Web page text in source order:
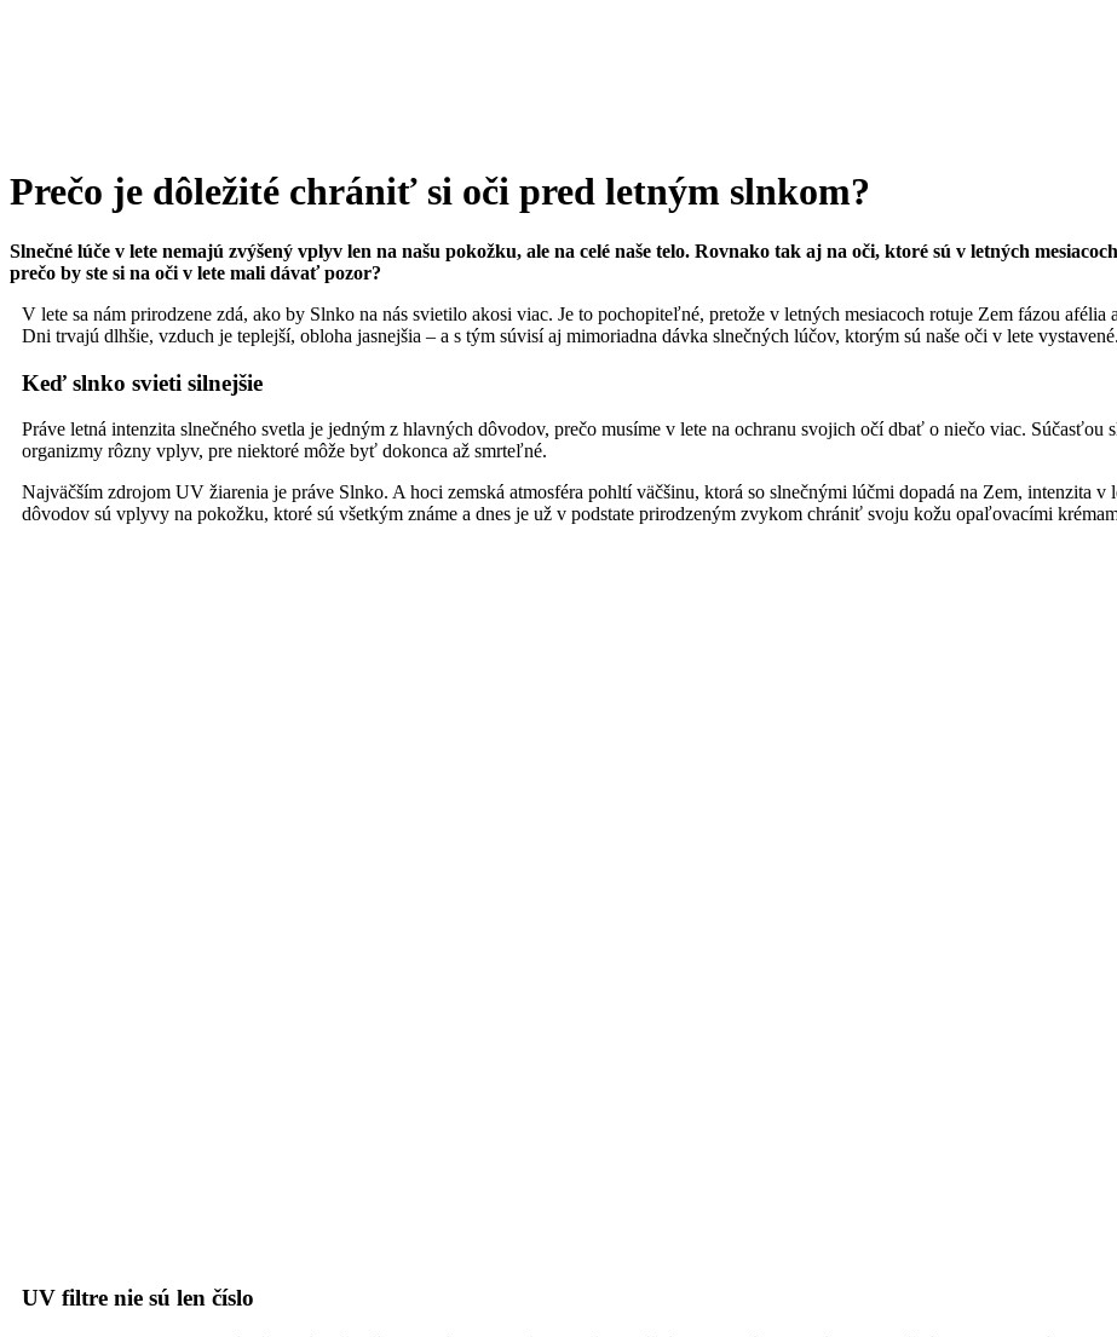
Prečo je dôležité chrániť si oči pred letným slnkom?
Slnečné lúče v lete nemajú zvýšený vplyv len na našu pokožku, ale na celé naše telo. Rovnako tak aj na oči, ktoré sú v letných
prečo by ste si na oči v lete mali dávať pozor?
V lete sa nám prirodzene zdá, ako by Slnko na nás svietilo akosi viac. Je to pochopiteľné, pretože v letných mesiacoch rotuje Zem fázou
Dni trvajú dlhšie, vzduch je teplejší, obloha jasnejšia – a s tým súvisí aj mimoriadna dávka slnečných lúčov, ktorým sú naše oči v lete vystavené.
Keď slnko svieti silnejšie
Práve letná intenzita slnečného svetla je jedným z hlavných dôvodov, prečo musíme v lete na ochranu svojich očí dbať o niečo viac.
organizmy rôzny vplyv, pre niektoré môže byť dokonca až smrteľné.
Najväčším zdrojom UV žiarenia je práve Slnko. A hoci zemská atmosféra pohltí väčšinu, ktorá so slnečnými lúčmi dopadá na Zem, intenzita
dôvodov sú vplyvy na pokožku, ktoré sú všetkým známe a dnes je už v podstate prirodzeným zvykom chrániť svoju kožu opaľovacími
UV filtre nie sú len číslo